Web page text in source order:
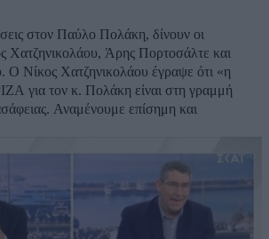
στον Παύλο Πολάκη, δίνουν οι
Χατζηνικολάου, Άρης Πορτοσάλτε και
για τον κ. Πολάκη είναι στη γραμμή
Αναμένουμε επίσημη και